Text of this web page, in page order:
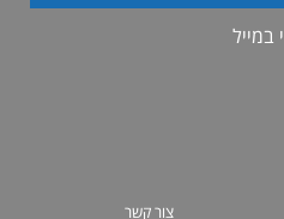
במייל
צור קשר